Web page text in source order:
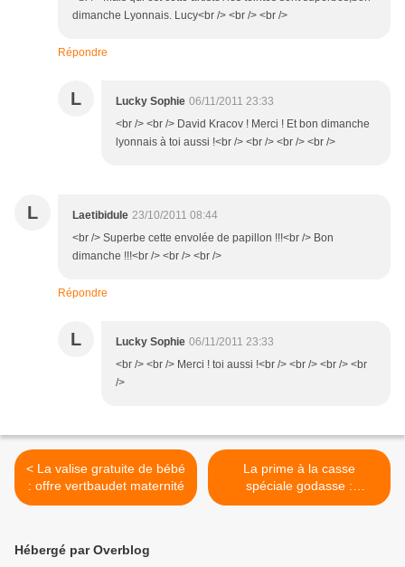
dimanche Lyonnais. Lucy<br /> <br /> <br />
Répondre
L Lucky Sophie 06/11/2011 23:33
<br /> <br /> David Kracov ! Merci ! Et bon dimanche
lyonnais à toi aussi !<br /> <br /> <br /> <br />
L Laetibidule 23/10/2011 08:44
<br /> Superbe cette envolée de papillon !!!<br /> Bon
dimanche !!!<br /> <br /> <br />
Répondre
L Lucky Sophie 06/11/2011 23:33
<br /> <br /> Merci ! toi aussi !<br /> <br /> <br /> <br
/>
< La valise gratuite de bébé
: offre vertbaudet maternité
La prime à la casse
spéciale godasse :
prolongations ! >
Hébergé par Overblog